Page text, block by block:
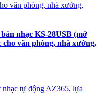
nhạc KS-28USB (mở
cho văn phòng, nhà xưởng,